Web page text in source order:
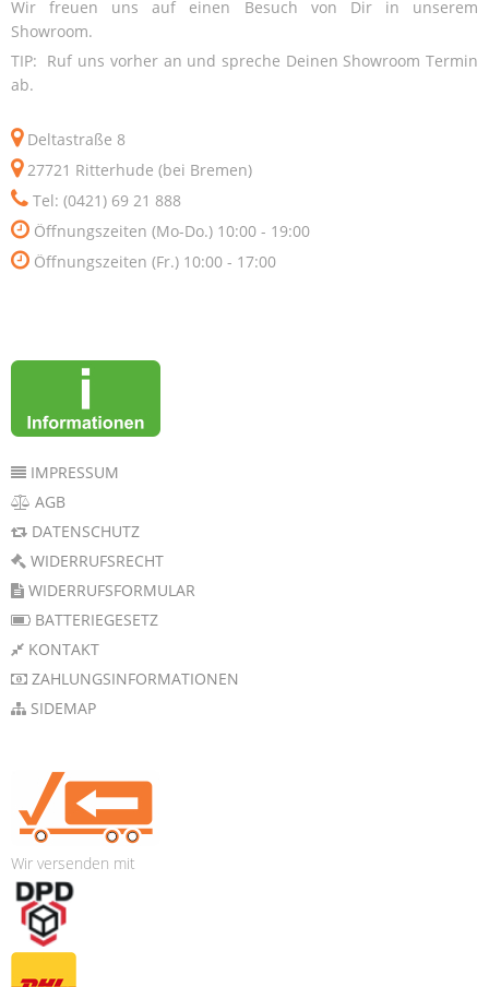
Wir freuen uns auf einen Besuch von Dir in unserem
Showroom.
TIP: Ruf uns vorher an und spreche Deinen Showroom Termin
ab.
Deltastraße 8
27721 Ritterhude (bei Bremen)
Tel: (0421) 69 21 888
Öffnungszeiten (Mo-Do.) 10:00 - 19:00
Öffnungszeiten (Fr.) 10:00 - 17:00
IMPRESSUM
AGB
DATENSCHUTZ
WIDERRUFSRECHT
WIDERRUFSFORMULAR
BATTERIEGESETZ
KONTAKT
ZAHLUNGSINFORMATIONEN
SIDEMAP
Wir versenden mit